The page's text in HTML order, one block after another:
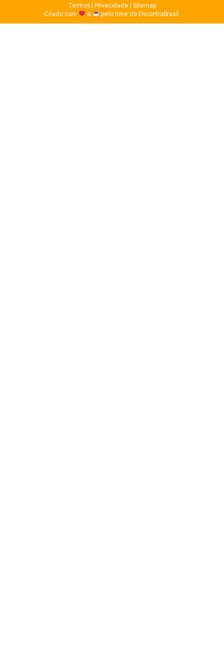
Termos| Privacidade
Sitemap
Criado com
e pelo time do EncontraBrasil